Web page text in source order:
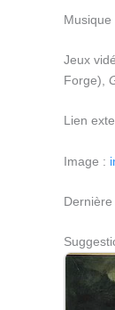
Musique
Jeux
Forge),
Lien
Image :